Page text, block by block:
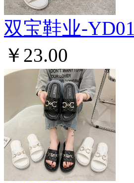
双宝鞋业-YD01
￥23.00